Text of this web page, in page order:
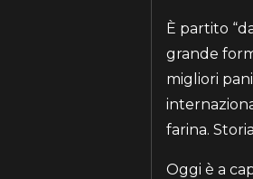
È partito
grande
migliori
farina.
Oggi è a